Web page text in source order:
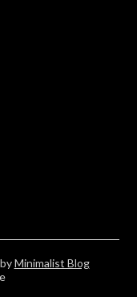
Minimalist Blog